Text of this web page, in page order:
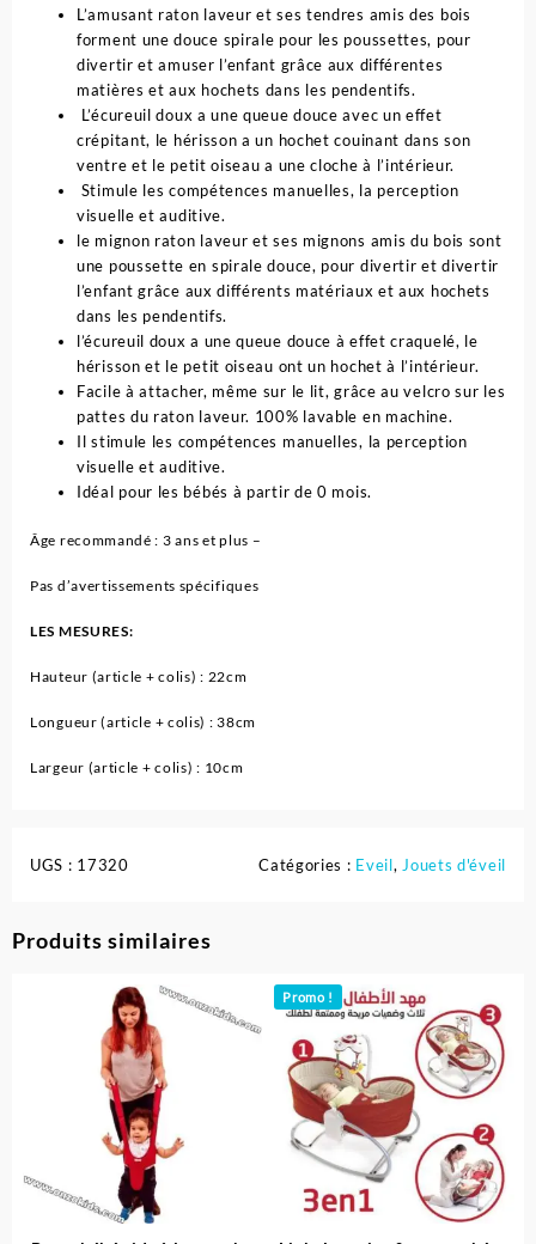
L’amusant raton laveur et ses tendres amis des bois
forment une douce spirale pour les poussettes, pour
divertir et amuser l’enfant grâce aux différentes
matières et aux hochets dans les pendentifs.
L’écureuil doux a une queue douce avec un effet
crépitant, le hérisson a un hochet couinant dans son
ventre et le petit oiseau a une cloche à l’intérieur.
Stimule les compétences manuelles, la perception
visuelle et auditive.
le mignon raton laveur et ses mignons amis du bois sont
une poussette en spirale douce, pour divertir et divertir
l’enfant grâce aux différents matériaux et aux hochets
dans les pendentifs.
l’écureuil doux a une queue douce à effet craquelé, le
hérisson et le petit oiseau ont un hochet à l’intérieur.
Facile à attacher, même sur le lit, grâce au velcro sur les
pattes du raton laveur. 100% lavable en machine.
Il stimule les compétences manuelles, la perception
visuelle et auditive.
Idéal pour les bébés à partir de 0 mois.
Âge recommandé : 3 ans et plus –
Pas d’avertissements spécifiques
LES MESURES:
Hauteur (article + colis) : 22cm
Longueur (article + colis) :38cm
Largeur (article + colis) : 10cm
UGS : 17320 Catégories : Eveil,Jouets d'éveil
Produits similaires
Promo !